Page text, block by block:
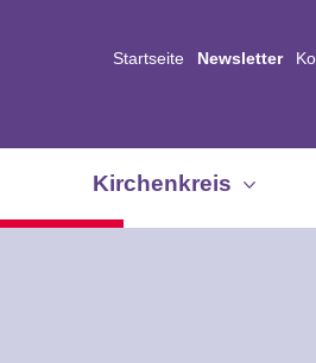
Startseite Newsletter
Kirchenkreis